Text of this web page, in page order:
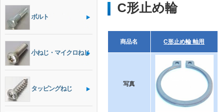
ボルト
小ねじ・マイクロねじ
タッピングねじ
C形止め輪
商品名 C形止め輪 軸用
写真